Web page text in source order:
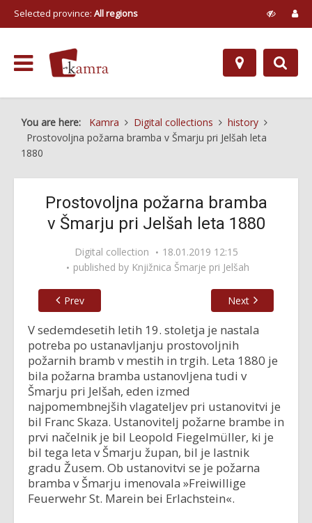
Selected province: All regions
You are here: Kamra Digital collections
history
Prostovoljna požarna bramba v Šmarju pri Jelšah leta
1880
Prostovoljna požarna bramba
v Šmarju pri Jelšah leta 1880
Digital collection
18.01.2019 12:15
published by Knjižnica Šmarje pri Jelšah
Prev Next
V sedemdesetih letih 19. stoletja je nastala
potreba po ustanavljanju prostovoljnih
požarnih bramb v mestih in trgih. Leta 1880 je
bila požarna bramba ustanovljena tudi v
Šmarju pri Jelšah, eden izmed
najpomembnejših vlagateljev pri ustanovitvi je
bil Franc Skaza. Ustanovitelj požarne brambe in
prvi načelnik je bil Leopold Fiegelmüller, ki je
bil tega leta v Šmarju župan, bil je lastnik
gradu Žusem. Ob ustanovitvi se je požarna
bramba v Šmarju imenovala »Freiwillige
Feuerwehr St. Marein bei Erlachstein«.